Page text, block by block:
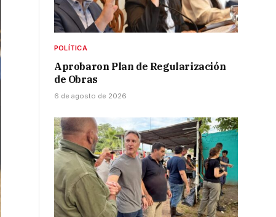
POLÍTICA
Aprobaron Plan de Regularización
de Obras
6 de agosto de 2026